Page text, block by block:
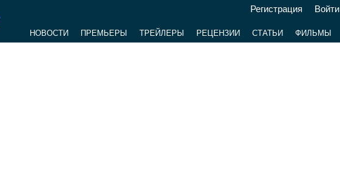
Регистрация Войти
НОВОСТИ ПРЕМЬЕРЫ ТРЕЙЛЕРЫ РЕЦЕНЗИИ СТАТЬИ ФИЛЬМЫ